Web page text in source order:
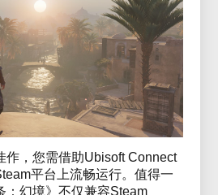
作，您需借助Ubisoft Connect
平台上流畅运行。值得一
：幻境》不仅兼容Steam